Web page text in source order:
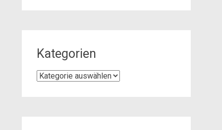
Kategorien
Kategorien